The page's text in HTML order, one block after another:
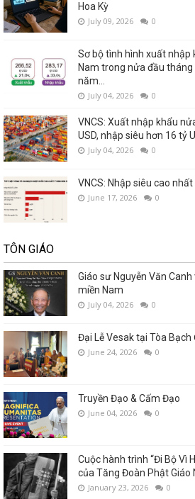
Hoa Kỳ
July 09, 2026 0
Sơ bộ tình hình xuất nhập
Nam trong nửa đầu
năm...
July 04, 2026 0
VNCS: Xuất nhập khẩu
USD, nhập siêu hơn 16 tỷ
July 04, 2026 0
VNCS: Nhập siêu cao
June 17, 2026 0
TÔN GIÁO
Giáo sư Nguyễn Văn
miền Nam
July 04, 2026 0
Đại Lễ Vesak tại Tòa Bạch
June 24, 2026 0
Truyền Đạo & Cấm Đạo
June 04, 2026 0
Cuộc hành trình “Đi Bộ Vì
của Tăng Đoàn Phật
January 23, 2026 0